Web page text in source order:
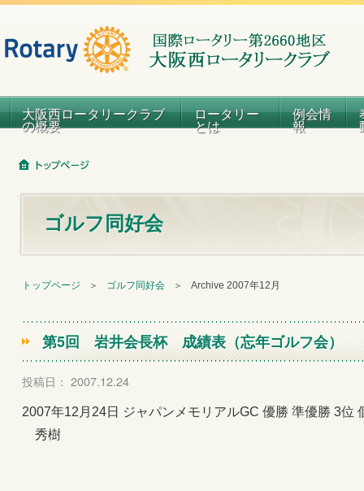
大阪西ロータリークラブ
の概要
ロータリー
とは
例会情
報
ゴルフ同好会
トップページ ＞ ゴルフ同好会 ＞ Archive 2007年12月
第5回 岩井会長杯 成績表（忘年ゴルフ会）
投稿日： 2007.12.24
2007年12月24日 ジャパンメモリアルGC 優勝 準優勝 3
秀樹